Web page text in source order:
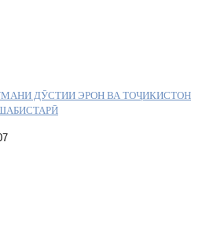
ДӮСТИИ ЭРОН ВА ТОҶИКИСТОН